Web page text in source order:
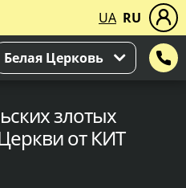
UA RU
Белая Церковь
злотых
от КИТ